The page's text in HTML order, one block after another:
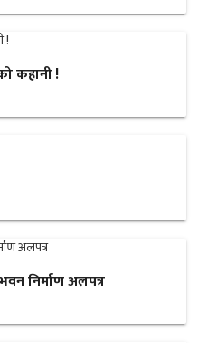
कहानी !
निर्माण अलपत्र